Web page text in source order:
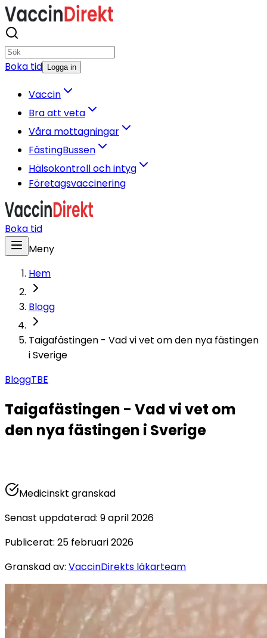
Boka tid Logga in
Vaccin
Bra att veta
Våra mottagningar
FästingBussen
Hälsokontroll och intyg
Företagsvaccinering
Boka tid
Meny
Hem
Blogg
Taigafästingen - Vad vi vet om den nya fästingen
i Sverige
BloggTBE
Taigafästingen - Vad vi vet om
den nya fästingen i Sverige
Medicinskt granskad
Senast uppdaterad: 9 april 2026
Publicerat: 25 februari 2026
Granskad av: VaccinDirekts läkarteam